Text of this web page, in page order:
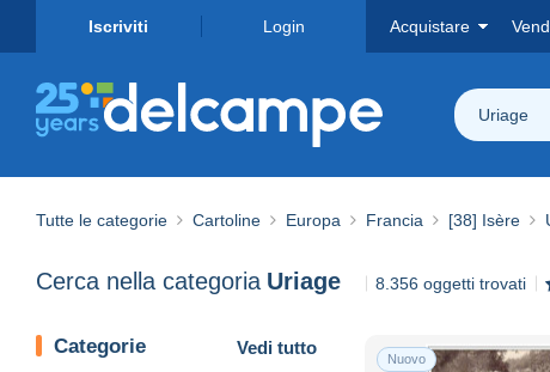
Iscriviti Login Acquistare
Uriage
Tutte le categorie Cartoline Europa Francia [38] Isère
Cerca nella categoria Uriage 8.356 oggetti trovati
Categorie Vedi tutto
Nuovo